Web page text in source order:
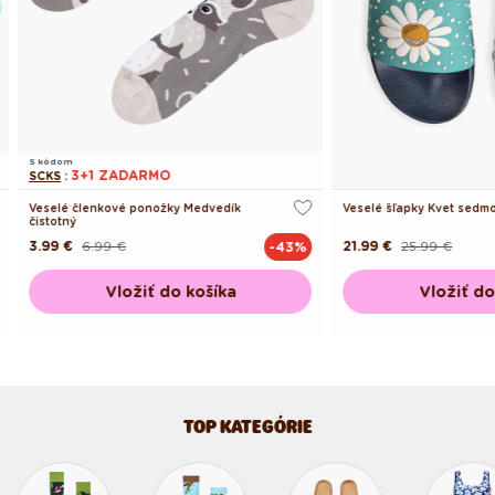
S kódom
SCKS: 3+1 ZADARMO
Veselé členkové ponožky Medvedík
čistotný
Pôvodná6.99 €
Akciová
3.99 € -43%
Vložiť do košíka
Veselé šľapky Kvet
Pôvodná25.99 €
Akciová
21.99 €
Vložiť do
TOP KATEGÓRIE